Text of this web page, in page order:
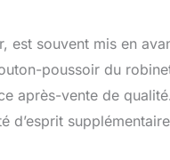
est souvent mis en
poussoir du
après-vente de